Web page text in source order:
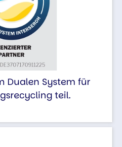
Dualen System für
teil.